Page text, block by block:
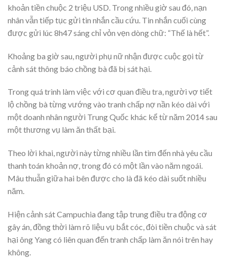
khoản tiền chuộc 2 triệu USD. Trong nhiều giờ sau đó, nạn
nhân vẫn tiếp tục gửi tin nhắn cầu cứu. Tin nhắn cuối cùng
được gửi lúc 8h47 sáng chỉ vỏn vẹn dòng chữ: “Thế là hết”.
Khoảng ba giờ sau, người phụ nữ nhận được cuộc gọi từ
cảnh sát thông báo chồng bà đã bị sát hại.
Trong quá trình làm việc với cơ quan điều tra, người vợ tiết
lộ chồng bà từng vướng vào tranh chấp nợ nần kéo dài với
một doanh nhân người Trung Quốc khác kể từ năm 2014 sau
một thương vụ làm ăn thất bại.
Theo lời khai, người này từng nhiều lần tìm đến nhà yêu cầu
thanh toán khoản nợ, trong đó có một lần vào năm ngoái.
Mâu thuẫn giữa hai bên được cho là đã kéo dài suốt nhiều
năm.
Hiện cảnh sát Campuchia đang tập trung điều tra động cơ
gây án, đồng thời làm rõ liệu vụ bắt cóc, đòi tiền chuộc và sát
hại ông Yang có liên quan đến tranh chấp làm ăn nói trên hay
không.